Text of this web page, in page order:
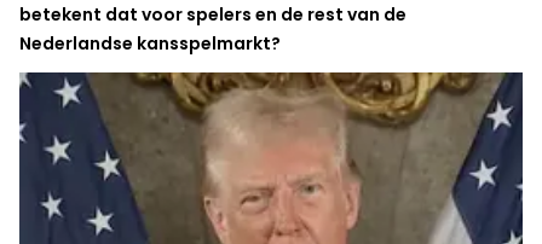
betekent dat voor spelers en de rest van de
Nederlandse kansspelmarkt?